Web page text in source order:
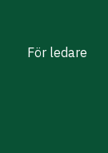
För ledare